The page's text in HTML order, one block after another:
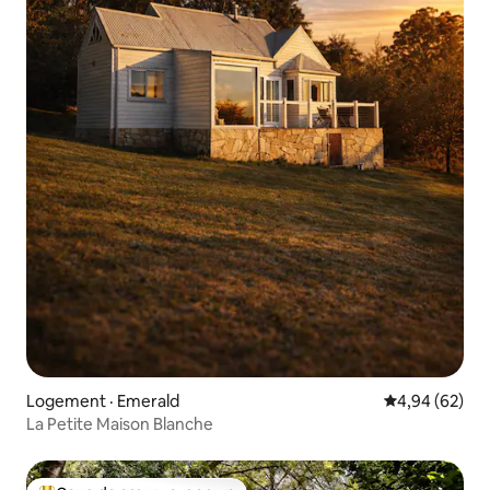
Logement · Emerald Note
4,94 (62)
La Petite Maison Blanche